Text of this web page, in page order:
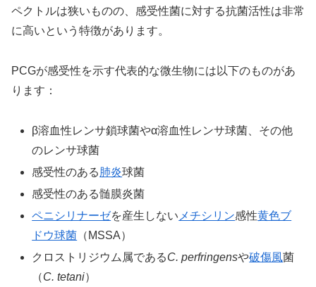
ペクトルは狭いものの、感受性菌に対する抗菌活性は非常
に高いという特徴があります。
PCGが感受性を示す代表的な微生物には以下のものがあ
ります：
β溶血性レンサ鎖球菌やα溶血性レンサ球菌、その他
のレンサ球菌
感受性のある肺炎球菌
感受性のある髄膜炎菌
ペニシリナーゼを産生しない メチシリン感性黄色ブ
ドウ球菌 （MSSA）
クロストリジウム属であるC. perfringensや破傷風菌
（C. tetani）